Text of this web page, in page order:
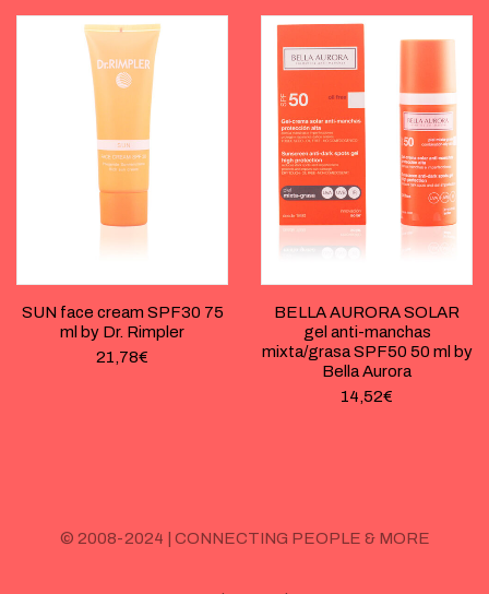
SUN face cream SPF30 75
ml by Dr. Rimpler
21,78€
BELLA AURORA SOLAR
gel anti-manchas
mixta/grasa SPF50 50 ml by
Bella Aurora
14,52€
© 2008-2024 | CONNECTING PEOPLE & MORE